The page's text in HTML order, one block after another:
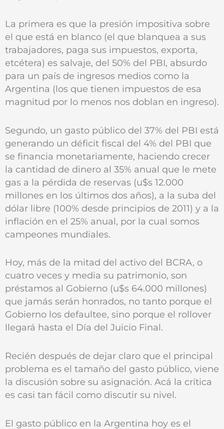
La primera es que la presión impositiva sobre
el que está en blanco (el que blanquea a sus
trabajadores, paga sus impuestos, exporta,
etcétera) es salvaje, del 50% del PBI, absurdo
para un país de ingresos medios como la
Argentina (los que tienen impuestos de esa
magnitud por lo menos nos doblan en ingreso).
Segundo, un gasto público del 37% del PBI está
generando un déficit fiscal del 4% del PBI que
se financia monetariamente, haciendo crecer
la cantidad de dinero al 35% anual que le mete
gas a la pérdida de reservas (u$s 12.000
millones en los últimos dos años), a la suba del
dólar libre (100% desde principios de 2011) y a la
inflación en el 25% anual, por la cual somos
campeones mundiales.
Hoy, más de la mitad del activo del BCRA, o
cuatro veces y media su patrimonio, son
préstamos al Gobierno (u$s 64.000 millones)
que jamás serán honrados, no tanto porque el
Gobierno los defaultee, sino porque el rollover
llegará hasta el Día del Juicio Final.
Recién después de dejar claro que el principal
problema es el tamaño del gasto público, viene
la discusión sobre su asignación. Acá la crítica
es casi tan fácil como discutir su nivel.
El gasto público en la Argentina hoy es el